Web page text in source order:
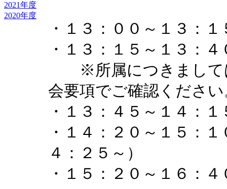
2021年度
2020年度
・１３：００～１３：
・１３：１５～１３：
※所属につきまして
会要項でご確認くださ
・１３：４５～１４：
・１４：２０～１５：
４：２５～）
・１５：２０～１６：